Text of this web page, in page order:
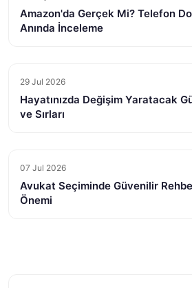
Amazon'da Gerçek Mi? Telefon
Anında İnceleme
29 Jul 2026
Hayatınızda Değişim Yaratacak
ve Sırları
07 Jul 2026
Avukat Seçiminde Güvenilir
Önemi